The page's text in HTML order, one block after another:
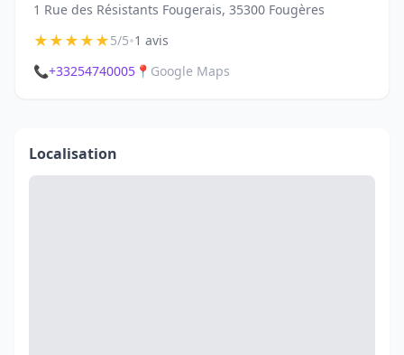
1 Rue des Résistants Fougerais, 35300 Fougères
★★★★★5/5•1 avis
📞+33254740005 📍 Google Maps
Localisation